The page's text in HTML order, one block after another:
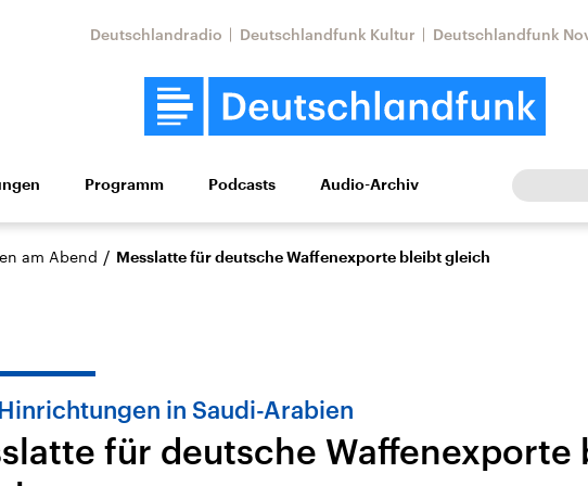
Deutschlandradio Deutschlandfunk Kultur Deutschlandfunk
Politik Wirtschaft Wissen Kultur Europa
Musik
USA
Nahostkonflikt
Iran
Aktuelle Lage und
Programm Podcasts Audio-Archiv
am Abend / Messlatte für deutsche Waffenexporte bleibt gleich
in Saudi-Arabien
für deutsche Waffenexporte